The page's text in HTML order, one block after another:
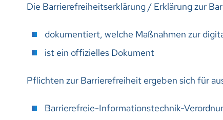
Die Barrierefreiheitserklärung / Erklärung zur
dokumentiert, welche Maßnahmen zur
ist ein offizielles Dokument
Pflichten zur Barrierefreiheit ergeben sich für
Barrierefreie-Informationstechnik-